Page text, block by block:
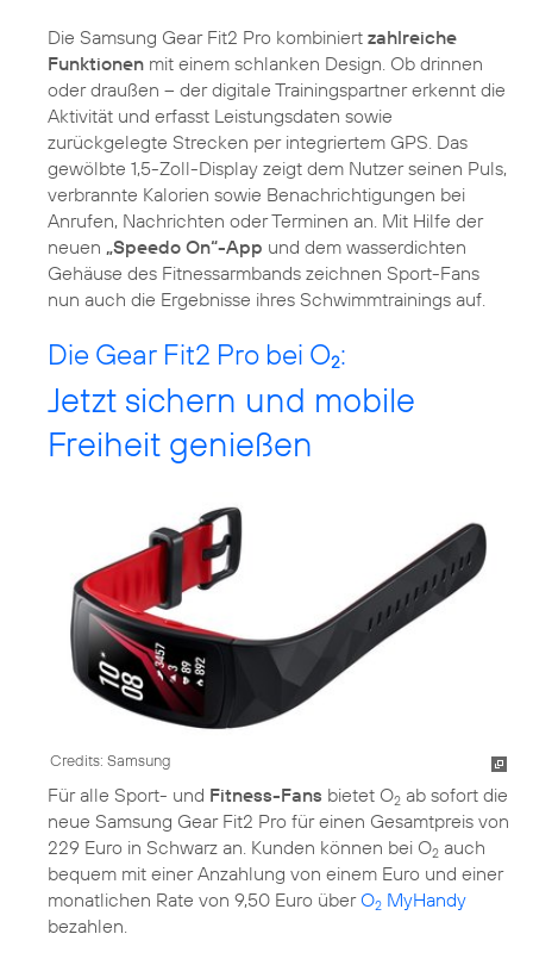
Die Samsung Gear Fit2 Pro kombiniert zahlreiche
Funktionen mit einem schlanken Design. Ob drinnen
oder draußen – der digitale Trainingspartner erkennt die
Aktivität und erfasst Leistungsdaten sowie
zurückgelegte Strecken per integriertem GPS. Das
gewölbte 1,5-Zoll-Display zeigt dem Nutzer seinen Puls,
verbrannte Kalorien sowie Benachrichtigungen bei
Anrufen, Nachrichten oder Terminen an. Mit Hilfe der
neuen „Speedo On“-App und dem wasserdichten
Gehäuse des Fitnessarmbands zeichnen Sport-Fans
nun auch die Ergebnisse ihres Schwimmtrainings auf.
Die Gear Fit2 Pro bei O2:
Jetzt sichern und mobile
Freiheit genießen
Credits: Samsung
Für alle Sport- und Fitness-Fans bietet O2 ab sofort die
neue Samsung Gear Fit2 Pro für einen Gesamtpreis von
229 Euro in Schwarz an. Kunden können bei O2 auch
bequem mit einer Anzahlung von einem Euro und einer
monatlichen Rate von 9,50 Euro überO2 MyHandy
bezahlen.